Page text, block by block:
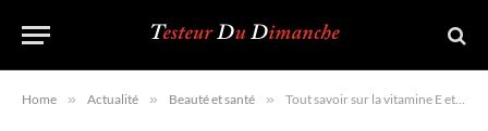
Home » Actualité » Beauté et santé » Tout savoir sur la vitamine E et ses bienfaits